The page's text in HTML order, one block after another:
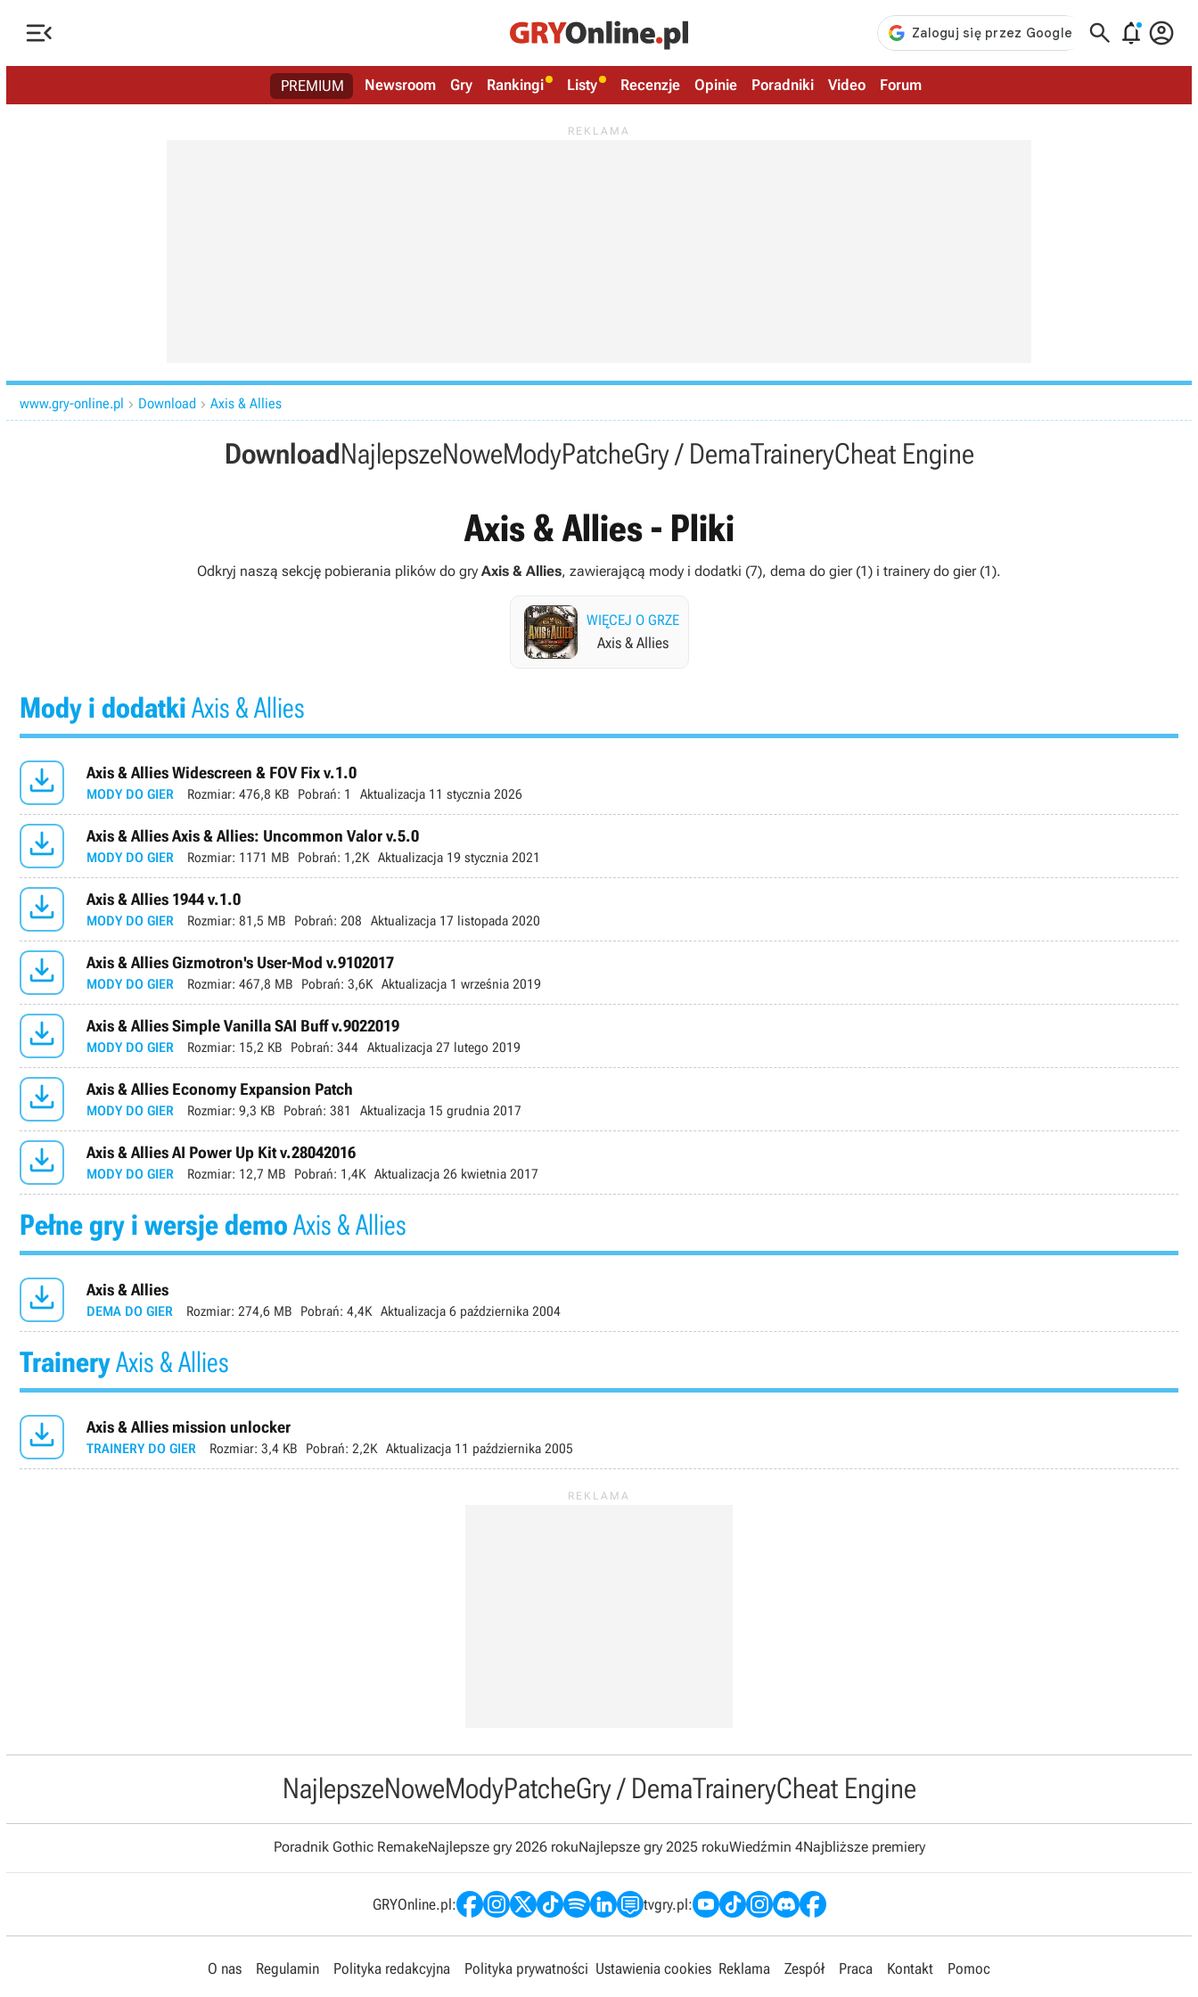
   
PREMIUM Newsroom Gry Rankingi Listy Recenzje Opinie Poradniki Video Forum
www.gry-online.pl  Download  Axis & Allies
DownloadNajlepszeNoweModyPatcheGry / DemaTraineryCheat Engine
Axis & Allies - Pliki
Odkryj naszą sekcję pobierania plików do gry Axis & Allies, zawierającą mody i dodatki (7), dema do gier (1) i trainery do gier (1).
WIĘCEJ O GRZE
Axis & Allies
Mody i dodatkiAxis & Allies
 Axis & Allies Widescreen & FOV Fix v.1.0
MODY DO GIER Rozmiar: 476,8 KB Pobrań: 1 Aktualizacja 11 stycznia 2026
 Axis & Allies Axis & Allies: Uncommon Valor v.5.0
MODY DO GIER Rozmiar: 1171 MB Pobrań: 1,2K Aktualizacja 19 stycznia 2021
 Axis & Allies 1944 v.1.0
MODY DO GIER Rozmiar: 81,5 MB Pobrań: 208 Aktualizacja 17 listopada 2020
 Axis & Allies Gizmotron's User-Mod v.9102017
MODY DO GIER Rozmiar: 467,8 MB Pobrań: 3,6K Aktualizacja 1 września 2019
 Axis & Allies Simple Vanilla SAI Buff v.9022019
MODY DO GIER Rozmiar: 15,2 KB Pobrań: 344 Aktualizacja 27 lutego 2019
 Axis & Allies Economy Expansion Patch
MODY DO GIER Rozmiar: 9,3 KB Pobrań: 381 Aktualizacja 15 grudnia 2017
 Axis & Allies AI Power Up Kit v.28042016
MODY DO GIER Rozmiar: 12,7 MB Pobrań: 1,4K Aktualizacja 26 kwietnia 2017
Pełne gry i wersje demoAxis & Allies
 Axis & Allies
DEMA DO GIER Rozmiar: 274,6 MB Pobrań: 4,4K Aktualizacja 6 października 2004
TraineryAxis & Allies
 Axis & Allies mission unlocker
TRAINERY DO GIER Rozmiar: 3,4 KB Pobrań: 2,2K Aktualizacja 11 października 2005
NajlepszeNoweModyPatcheGry / DemaTraineryCheat Engine
Poradnik Gothic RemakeNajlepsze gry 2026 rokuNajlepsze gry 2025 rokuWiedźmin 4Najbliższe premiery
GRYOnline.pl: tvgry.pl:
O nas Regulamin Polityka redakcyjna Polityka prywatności Ustawienia cookies Reklama Zespół Praca Kontakt Pomoc